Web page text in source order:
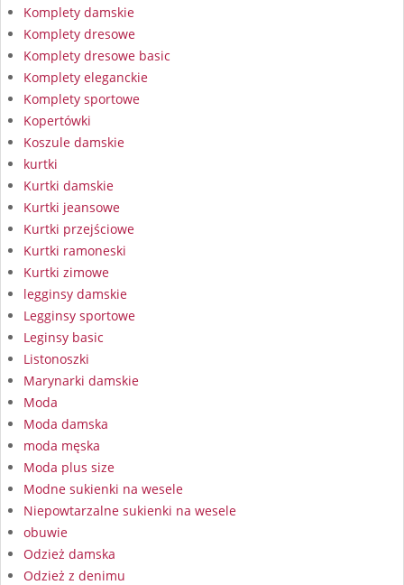
Komplety damskie
Komplety dresowe
Komplety dresowe basic
Komplety eleganckie
Komplety sportowe
Kopertówki
Koszule damskie
kurtki
Kurtki damskie
Kurtki jeansowe
Kurtki przejściowe
Kurtki ramoneski
Kurtki zimowe
legginsy damskie
Legginsy sportowe
Leginsy basic
Listonoszki
Marynarki damskie
Moda
Moda damska
moda męska
Moda plus size
Modne sukienki na wesele
Niepowtarzalne sukienki na wesele
obuwie
Odzież damska
Odzież z denimu